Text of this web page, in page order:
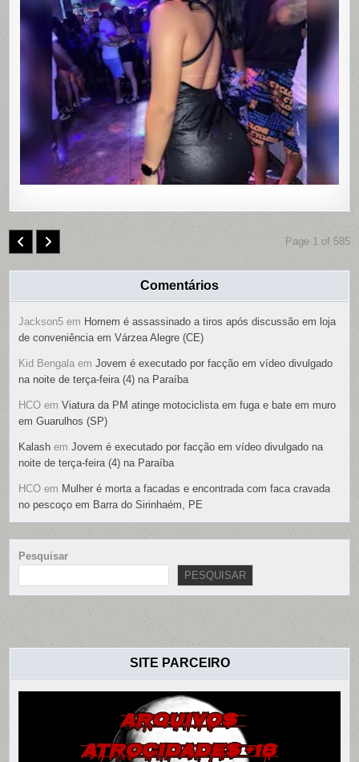
EM
MOTEL
COM
REMOTO
PARTES
É
Page 1 of 585
Comentários
Jackson5 em Homem é assassinado a tiros após discussão em loja
de conveniência em Várzea Alegre (CE)
Kid Bengala emJovem é executado por facção em vídeo divulgado
na noite de terça-feira (4) na Paraíba
HCO emViatura da PM atinge motociclista em fuga e bate em muro
em Guarulhos (SP)
Kalash emJovem é executado por facção em vídeo divulgado na
noite de terça-feira (4) na Paraíba
HCO em Mulher é morta a facadas e encontrada com faca cravada
no pescoço em Barra do Sirinhaém, PE
Pesquisar
PESQUISAR
SITE PARCEIRO